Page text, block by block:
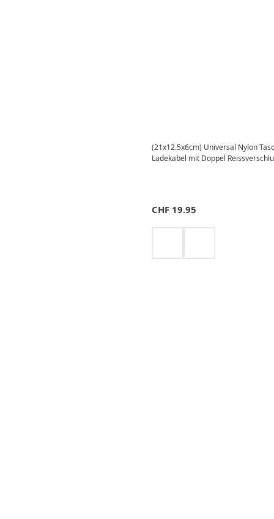
(21x12.5x6cm) Universal Nylon
Ladekabel mit Doppel
CHF 19.95